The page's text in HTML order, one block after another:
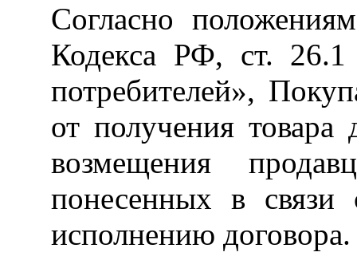
Согласно
Кодекса РФ, ст.
потребителей»,
от получения товара
возмещения
понесенных в связи
исполнению договора.